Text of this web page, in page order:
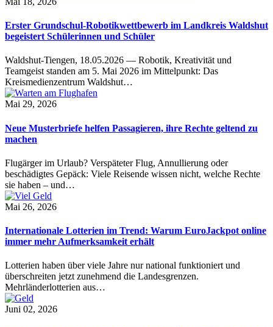
Erster Grundschul-Robotikwettbewerb im Landkreis Waldshut
begeistert Schülerinnen und Schüler
Waldshut-Tiengen, 18.05.2026 — Robotik, Kreativität und
Teamgeist standen am 5. Mai 2026 im Mittelpunkt: Das
Kreismedienzentrum Waldshut…
Mai 29, 2026
Neue Musterbriefe helfen Passagieren, ihre Rechte geltend zu
machen
Flugärger im Urlaub? Verspäteter Flug, Annullierung oder
beschädigtes Gepäck: Viele Reisende wissen nicht, welche Rechte
sie haben – und…
Mai 26, 2026
Internationale Lotterien im Trend: Warum EuroJackpot online
immer mehr Aufmerksamkeit erhält
Lotterien haben über viele Jahre nur national funktioniert und
überschreiten jetzt zunehmend die Landesgrenzen.
Mehrländerlotterien aus…
Juni 02, 2026